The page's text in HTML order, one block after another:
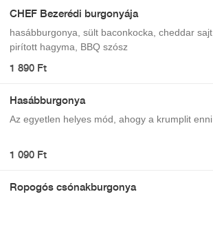
CHEF Bezerédi burgonyája
hasábburgonya, sült baconkocka, cheddar
pirított hagyma, BBQ szósz
1 890 Ft
Hasábburgonya
Az egyetlen helyes mód, ahogy a krumplit
1 090 Ft
Ropogós csónakburgonya